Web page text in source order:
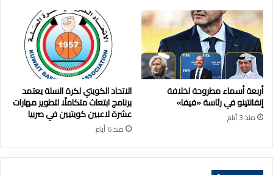
أربعة أسماء مطروحة لخلافة
إنفانتينو في رئاسة «فيفا»
منذ 3 أيام
الاتحاد الكويتي لكرة السلة يعتمد
برنامج ابتعاث متكاملًا لتطوير مهارات
عشرة لاعبين كويتيين في صربيا
منذ 6 أيام